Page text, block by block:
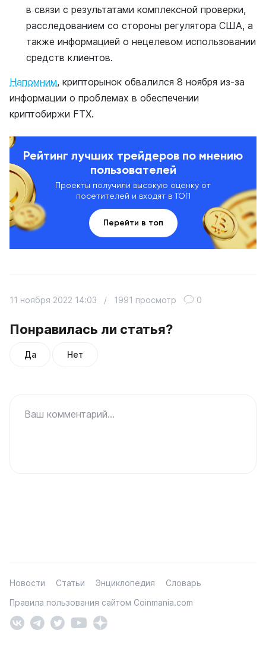
в связи с результатами комплексной проверки,
расследованием со стороны регулятора США, а
также информацией о нецелевом использовании
средств клиентов.
Напомним, крипторынок обвалился 8 ноября из-за
информации о проблемах в обеспечении
криптобиржи FTX.
Рейтинг лучших трейдеров по мнению
пользователей
Проекты получили высокую оценку от
посетителей и входят в ТОП
Перейти в топ
Понравилась ли статья?
Да Нет
11 ноября 2022 14:03 / 1991 просмотр 0
Ваш комментарий...
Новости Статьи Энциклопедия
Словарь
Правила пользования сайтом Coinmania.com